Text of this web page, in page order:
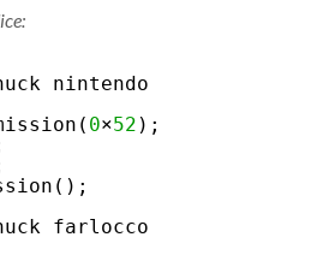
nintendo
0×52 );
farlocco